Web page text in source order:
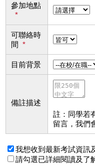
參加地點
*
可聯絡時
間 *
目前背景
備註描述
註：同學若
留言，我們
我想收到最新考試資訊
請勾選已詳細閱讀及了